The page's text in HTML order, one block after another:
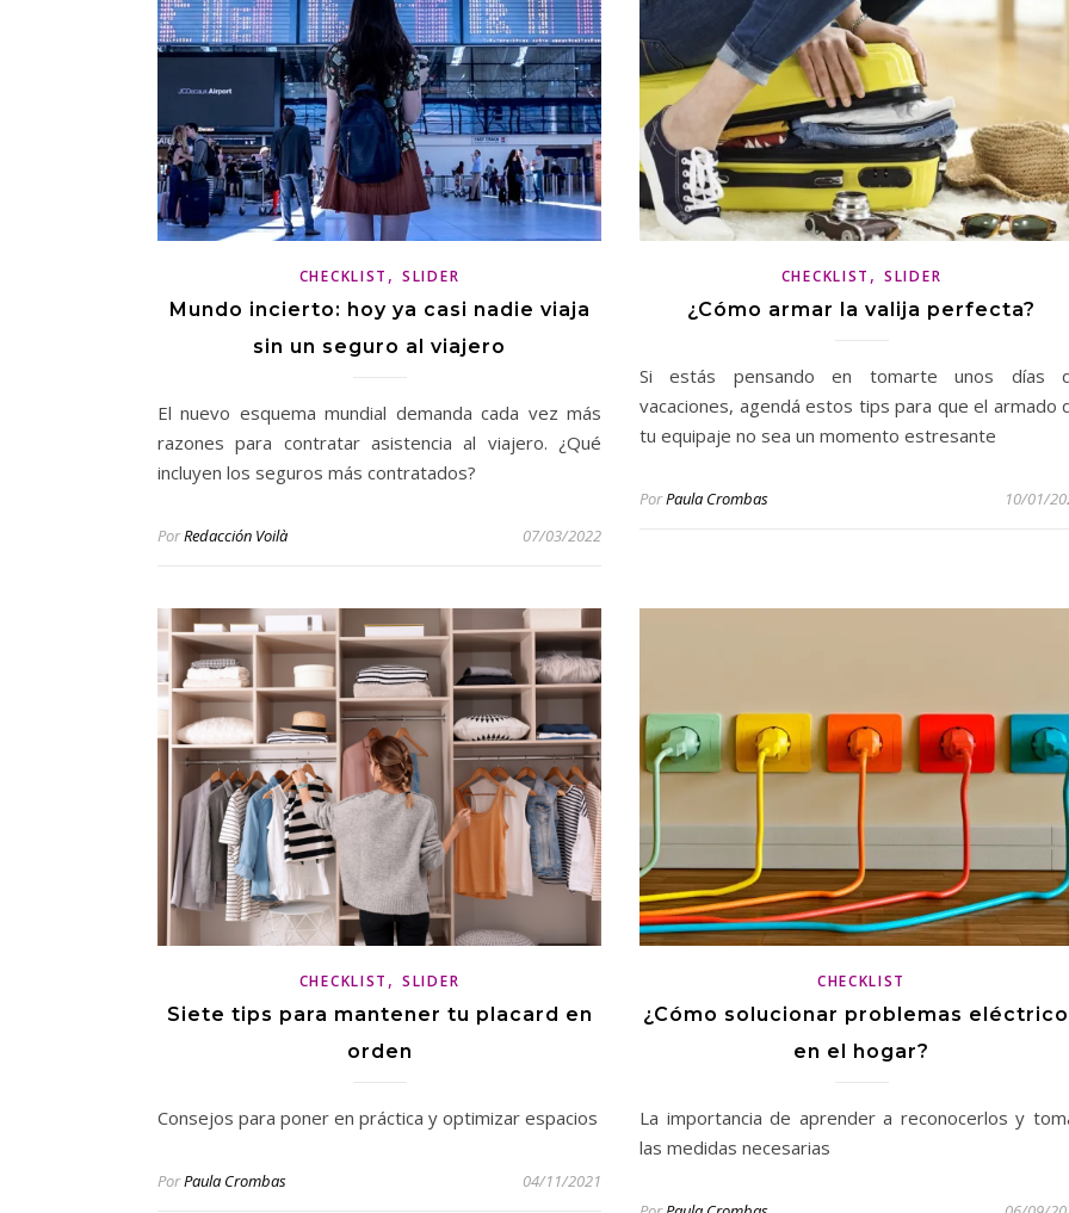
CHECKLIST ,SLIDER
Mundo incierto: hoy ya casi nadie viaja
sin un seguro al viajero
El nuevo esquema mundial demanda cada vez más
razones para contratar asistencia al viajero. ¿Qué
incluyen los seguros más contratados?
PorRedacción Voilà 07/03/2022
CHECKLIST ,SLIDER
¿Cómo armar la valija perfecta?
Si estás pensando en tomarte unos días
vacaciones, agendá estos tips para que el armado
tu equipaje no sea un momento estresante
PorPaula Crombas 10/01/
CHECKLIST ,SLIDER
Siete tips para mantener tu placard en
orden
Consejos para poner en práctica y optimizar espacios
PorPaula Crombas 04/11/2021
CHECKLIST
¿Cómo solucionar problemas
en el hogar?
La importancia de aprender a reconocerlos y
las medidas necesarias